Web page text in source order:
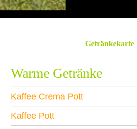
Getränkekarte
Warme Getränke
Kaffee Crema Pott
Kaffee Pott